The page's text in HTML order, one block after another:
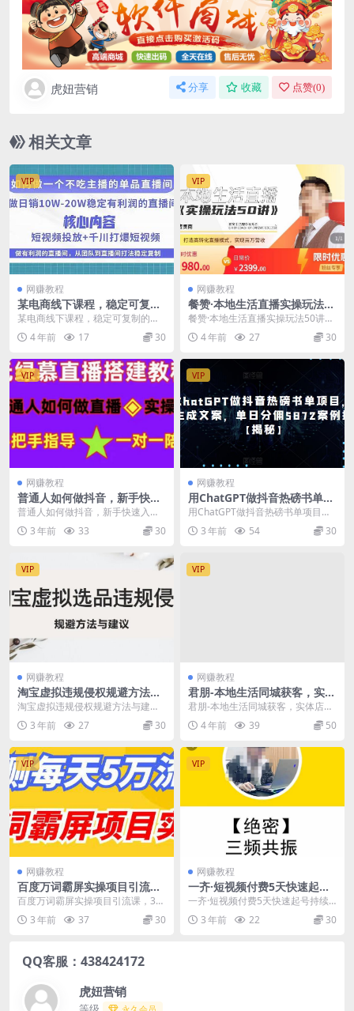
虎妞营销 分享 收藏 点赞(0)
相关文章
VIP
网赚教程
某电商线下课程，稳定可复制
的单品矩阵日不落，做一个不
某电商线下课程，稳定可复制的单
品矩阵日不落，做一个不吃主播的
单品直播间 如何做一...
4 年前 17 30
VIP
网赚教程
餐赞·本地生活直播实操玩法50
讲，​打造高转化直播模式，实
餐赞·本地生活直播实操玩法50讲，​
打造高转化直播模式，实现百万营
收 共开展线上...
4 年前 27 30
VIP
网赚教程
普通人如何做抖音，新手快速
入局，详细功略，无绿幕直播
间搭建，带你快速成交变现
普通人如何做抖音，新手快速入
局，详细功略，无绿幕直播间搭
建，带你快速成交变现 课...
3 年前 33 30
VIP
网赚教程
用ChatGPT做抖音热磅书单项
目，一键生成文案，单日分佣
5872案例拆解【揭秘】
用ChatGPT做抖音热磅书单项目，
一键生成文案，单日分佣5872案例
拆解【揭秘...
3 年前 54 30
VIP
网赚教程
淘宝虚拟违规侵权规避方法与
建议，6个部分详细讲解，做
虚拟资源必看
淘宝虚拟违规侵权规避方法与建
议，6个部分详细讲解，做虚拟资源
必看 最近有很多粉丝...
3 年前 27 30
VIP
网赚教程
君朋-本地生活同城获客，实体
店同城账号玩法，同城引流
君朋-本地生活同城获客，实体店同
城账号玩法，同城引流 本地生活引
流？如何做团购直...
4 年前 39 50
VIP
网赚教程
百度万词霸屏实操项目引流
课，30天霸屏10万关键词
百度万词霸屏实操项目引流课，30
天霸屏10万关键词 课程内容 1.站外
霸屏技术的...
3 年前 37 30
VIP
网赚教程
一齐·短视频付费5天快速起号
持续连爆，带你脱离gmv不稳
定苦海，带你爆爆爆爆爆爆
一齐·短视频付费5天快速起号持续
连爆，带你脱离gmv不稳定苦海，
带你爆爆爆爆爆爆...
3 年前 22 30
QQ客服：438424172
虎妞营销